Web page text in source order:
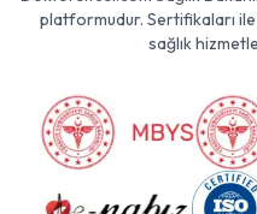
platformudur. Sertifikaları
sağlık